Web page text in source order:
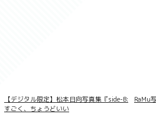
【デジタル限定】松本日向写真集『side-B:
すごく、ちょうどいい
RaMu